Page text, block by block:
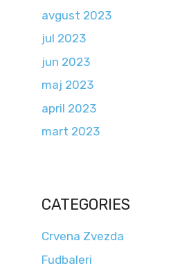
avgust 2023
jul 2023
jun 2023
maj 2023
april 2023
mart 2023
CATEGORIES
Crvena Zvezda
Fudbaleri